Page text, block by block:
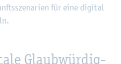
für eine di­gi­tal
Glaub­wür­dig­